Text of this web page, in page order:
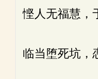
悭人无福慧，
临当堕死坑，